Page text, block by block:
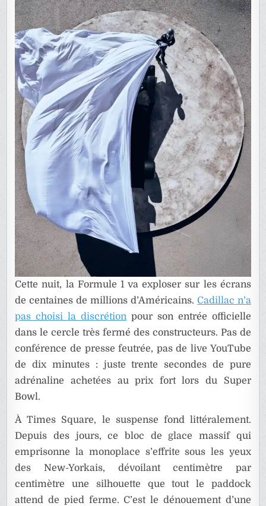
Cette nuit, la Formule 1 va exploser sur les écrans
de centaines de millions d’Américains. Cadillac n’a
pas choisi la discrétion pour son entrée officielle
dans le cercle très fermé des constructeurs. Pas de
conférence de presse feutrée, pas de live YouTube
de dix minutes : juste trente secondes de pure
adrénaline achetées au prix fort lors du Super
Bowl.
À Times Square, le suspense fond littéralement.
Depuis des jours, ce bloc de glace massif qui
emprisonne la monoplace s’effrite sous les yeux
des New-Yorkais, dévoilant centimètre par
centimètre une silhouette que tout le paddock
attend de pied ferme. C’est le dénouement d’une